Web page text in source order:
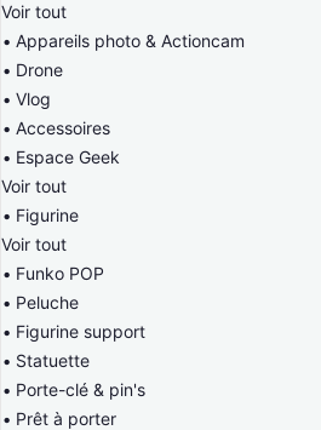
Voir tout
Appareils photo & Actioncam
Drone
Vlog
Accessoires
Espace Geek
Voir tout
Figurine
Voir tout
Funko POP
Peluche
Figurine support
Statuette
Porte-clé & pin's
Prêt à porter